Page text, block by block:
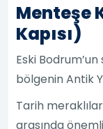
Menteşe
Kapısı)
Eski
bölgenin Antik
Tarih
arasında